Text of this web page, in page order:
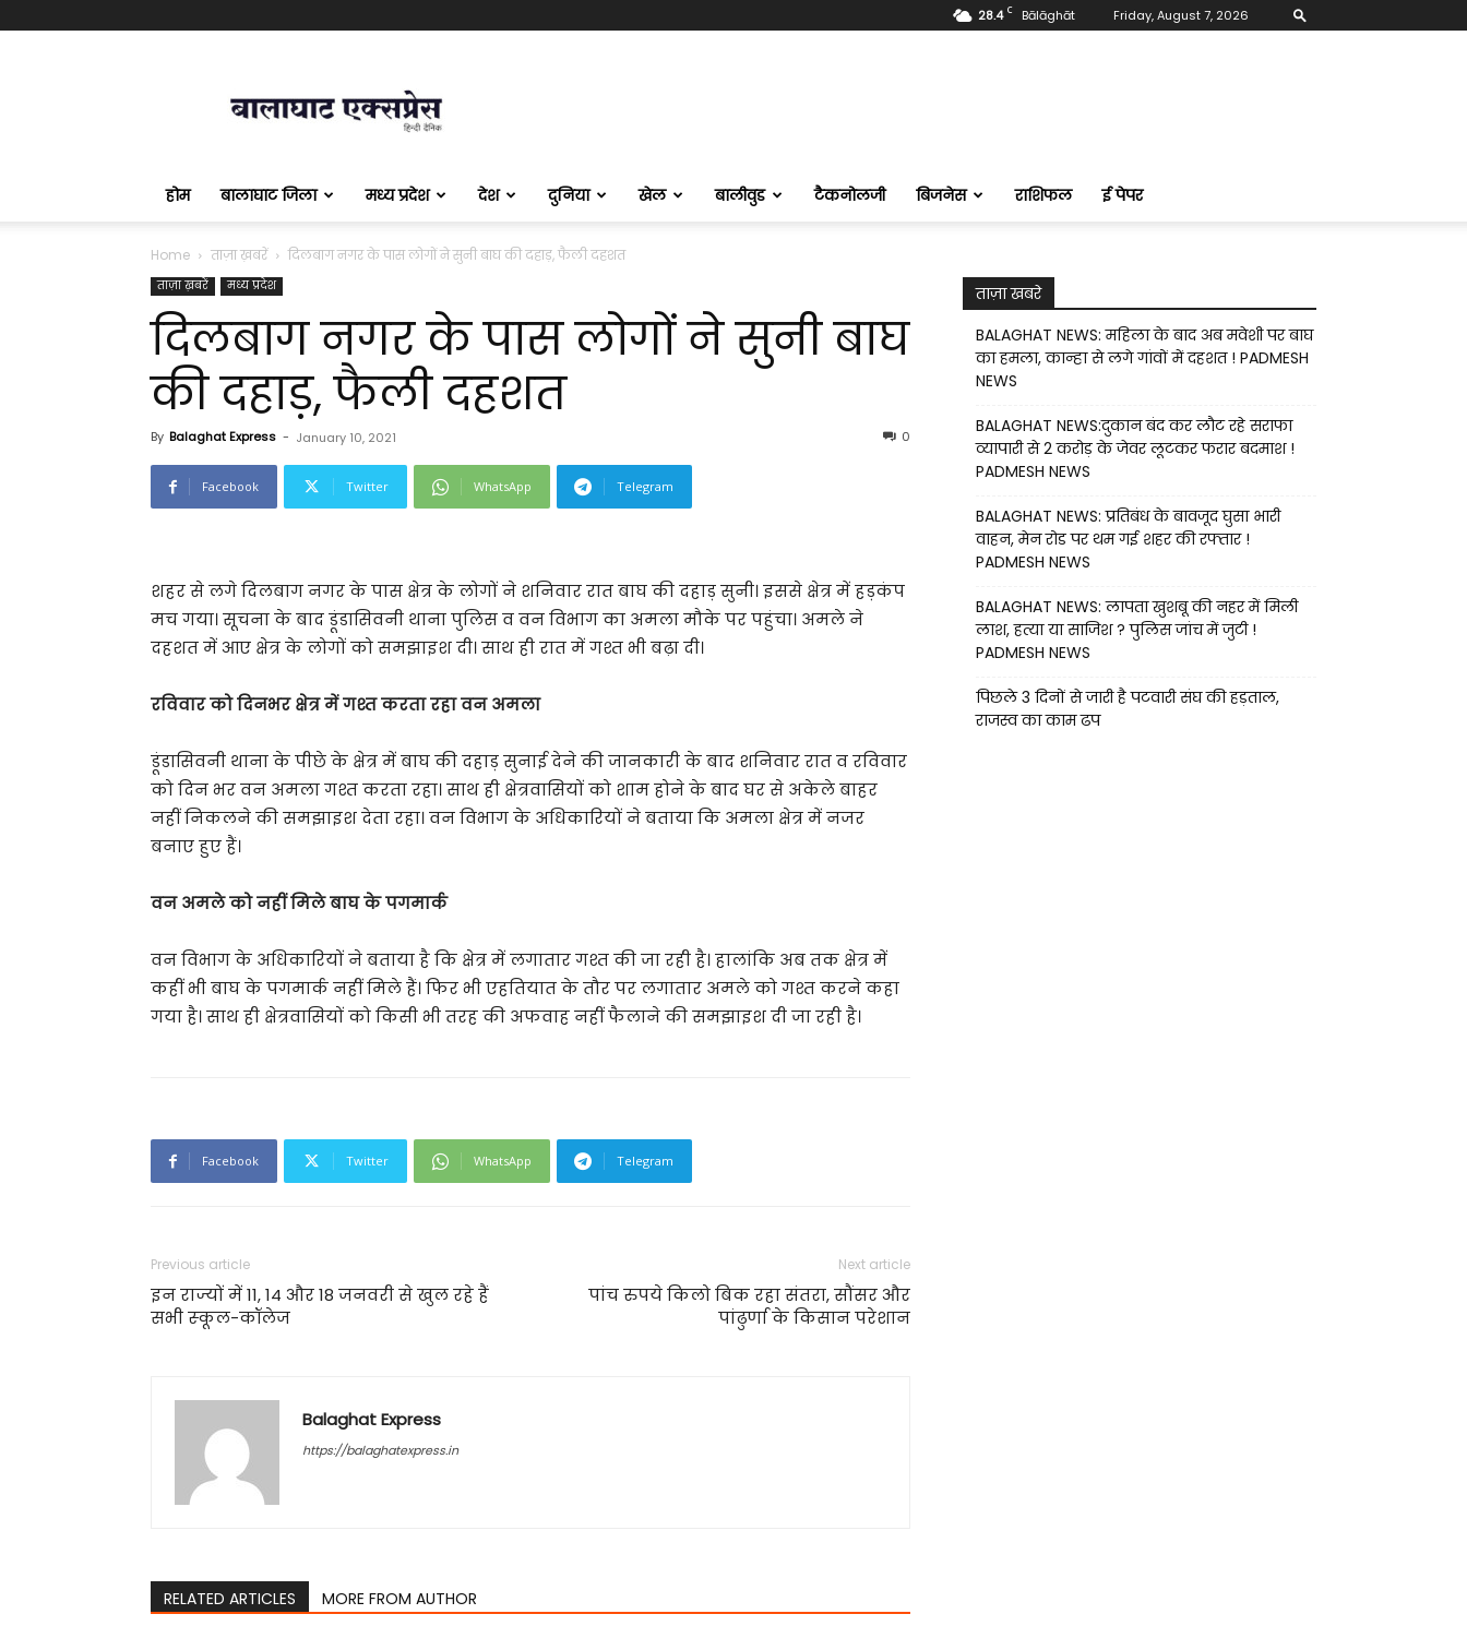
28.4 C Bālāghāt Friday, August 7, 2026
एक्सप्रेस
होम बालाघाट जिला मध्य प्रदेश देश दुनिया खेल बालीवुड टैकनोलजी बिजनेस राशिफल ई पेपर
Home ताज़ा ख़बरें दिलबाग नगर के पास लोगों ने सुनी बाघ की दहाड़, फैली दहशत
ताज़ा ख़बरें मध्य प्रदेश
दिलबाग नगर के पास लोगों ने सुनी बाघ
की दहाड़, फैली दहशत
By Balaghat Express - January 10, 2021 0
Facebook Twitter WhatsApp Telegram
शहर से लगे दिलबाग नगर के पास क्षेत्र के लोगों ने शनिवार रात बाघ की दहाड़ सुनी। इससे क्षेत्र में हड़कंप
मच गया। सूचना के बाद डूंडासिवनी थाना पुलिस व वन विभाग का अमला मौके पर पहुंचा। अमले ने
दहशत में आए क्षेत्र के लोगों को समझाइश दी। साथ ही रात में गश्त भी बढ़ा दी।
रविवार को दिनभर क्षेत्र में गश्त करता रहा वन अमला
डूंडासिवनी थाना के पीछे के क्षेत्र में बाघ की दहाड़ सुनाई देने की जानकारी के बाद शनिवार रात व रविवार
को दिन भर वन अमला गश्त करता रहा। साथ ही क्षेत्रवासियों को शाम होने के बाद घर से अकेले बाहर
नहीं निकलने की समझाइश देता रहा। वन विभाग के अधिकारियों ने बताया कि अमला क्षेत्र में नजर
बनाए हुए हैं।
वन अमले को नहीं मिले बाघ के पगमार्क
वन विभाग के अधिकारियों ने बताया है कि क्षेत्र में लगातार गश्त की जा रही है। हालांकि अब तक क्षेत्र में
कहीं भी बाघ के पगमार्क नहीं मिले हैं। फिर भी एहतियात के तौर पर लगातार अमले को गश्त करने कहा
गया है। साथ ही क्षेत्रवासियों को किसी भी तरह की अफवाह नहीं फैलाने की समझाइश दी जा रही है।
Facebook Twitter WhatsApp Telegram
Previous article
इन राज्‍यों में 11, 14 और 18 जनवरी से खुल रहे हैं
सभी स्‍कूल-कॉलेज
Next article
पांच रुपये किलो बिक रहा संतरा, सौंसर और
पांढुर्णा के किसान परेशान
Balaghat Express
https://balaghatexpress.in
RELATED ARTICLES MORE FROM AUTHOR
ताज़ा खबरे
BALAGHAT NEWS: महिला के बाद अब मवेशी पर बाघ
का हमला, कान्हा से लगे गांवों में दहशत ! PADMESH
NEWS
BALAGHAT NEWS:दुकान बंद कर लौट रहे सराफा
व्यापारी से 2 करोड़ के जेवर लूटकर फरार बदमाश !
PADMESH NEWS
BALAGHAT NEWS: प्रतिबंध के बावजूद घुसा भारी
वाहन, मेन रोड पर थम गई शहर की रफ्तार !
PADMESH NEWS
BALAGHAT NEWS: लापता खुशबू की नहर में मिली
लाश, हत्या या साजिश ? पुलिस जांच में जुटी !
PADMESH NEWS
पिछले 3 दिनों से जारी है पटवारी संघ की हड़ताल,
राजस्व का काम ढप